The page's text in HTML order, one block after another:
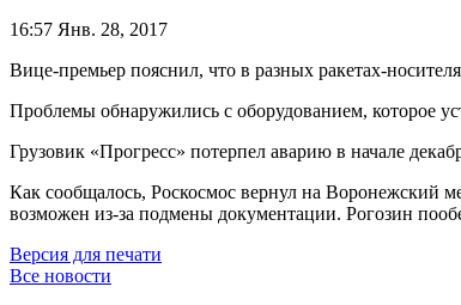
16:57 Янв. 28, 2017
Вице-премьер пояснил, что в разных ракетах-
Проблемы обнаружились с оборудованием, которое
Грузовик «Прогресс» потерпел аварию в начале
Как сообщалось, Роскосмос вернул на Воронежский
возможен из-за подмены документации. Рогозин
Версия для печати
Все новости